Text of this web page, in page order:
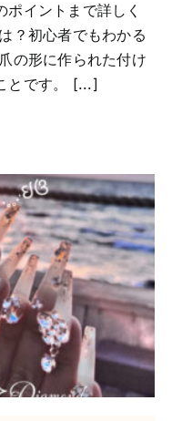
イントまで詳しく
？初心者でもわかる
の形に作られた付け
とです。 [...]